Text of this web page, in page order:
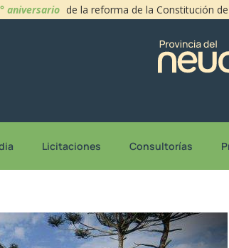
aniversario de la reforma de la Constitución
Licitaciones Consultorías